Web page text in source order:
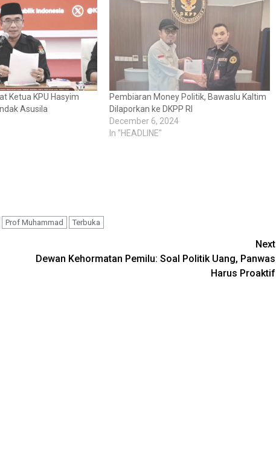
Ketua KPU Hasyim
Asusila
Pembiaran Money Politik, Bawaslu Kaltim
Dilaporkan ke DKPP RI
December 6, 2024
In "HEADLINE"
Prof Muhammad Terbuka
Next
Dewan Kehormatan Pemilu: Soal Politik Uang, Panwas
Harus Proaktif